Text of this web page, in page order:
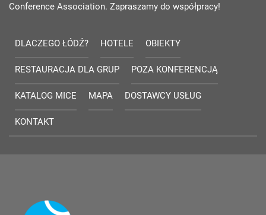
Conference Association. Zapraszamy do współpracy!
DLACZEGO ŁÓDŹ? HOTELE OBIEKTY
RESTAURACJA DLA GRUP POZA KONFERENCJĄ
KATALOG MICE MAPA DOSTAWCY USŁUG
KONTAKT